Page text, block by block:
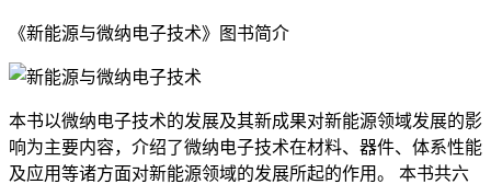
《新能源与微纳电子技术》图书简介
本书以微纳电子技术的发展及其新成果对新能源领域发展的影
响为主要内容，介绍了微纳电子技术在材料、器件、体系性能
及应用等诸方面对新能源领域的发展所起的作用。 本书共六